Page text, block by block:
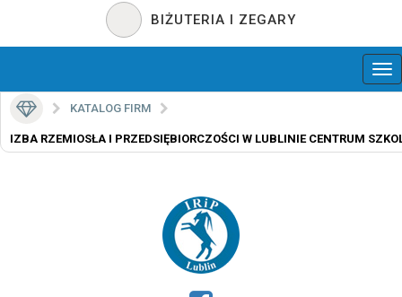
BIŻUTERIA I ZEGARY
KATALOG FIRM
IZBA RZEMIOSŁA I PRZEDSIĘBIORCZOŚCI W LUBLINIE CENTRUM